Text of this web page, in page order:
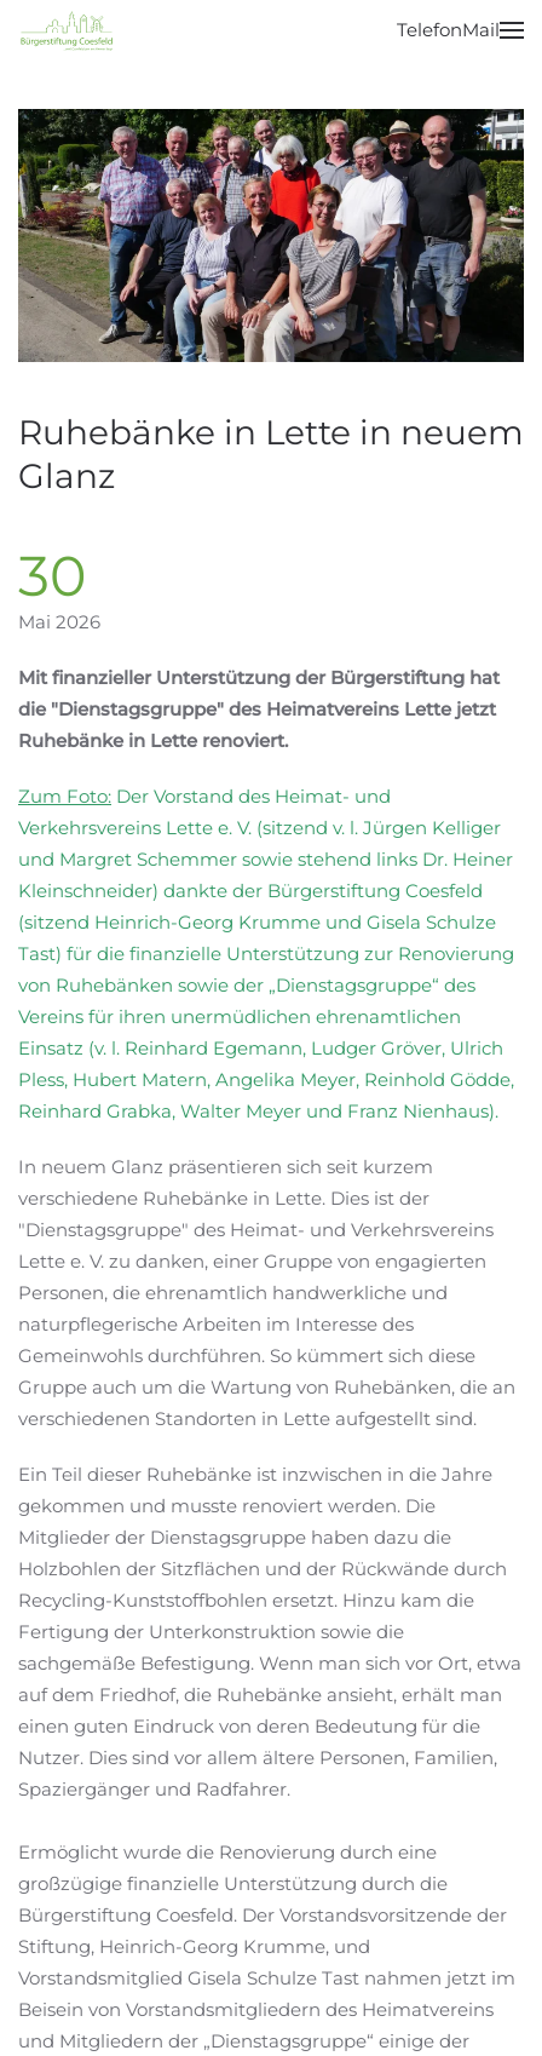
Zum Hauptinhalt springen
TelefonMail
Ruhebänke in Lette in neuem
Glanz
30
Mai 2026
Mit finanzieller Unterstützung der Bürgerstiftung hat
die "Dienstagsgruppe" des Heimatvereins Lette jetzt
Ruhebänke in Lette renoviert.
Zum Foto: Der Vorstand des Heimat- und
Verkehrsvereins Lette e. V. (sitzend v. l. Jürgen Kelliger
und Margret Schemmer sowie stehend links Dr. Heiner
Kleinschneider) dankte der Bürgerstiftung Coesfeld
(sitzend Heinrich-Georg Krumme und Gisela Schulze
Tast) für die finanzielle Unterstützung zur Renovierung
von Ruhebänken sowie der „Dienstagsgruppe“ des
Vereins für ihren unermüdlichen ehrenamtlichen
Einsatz (v. l. Reinhard Egemann, Ludger Gröver, Ulrich
Pless, Hubert Matern, Angelika Meyer, Reinhold Gödde,
Reinhard Grabka, Walter Meyer und Franz Nienhaus).
In neuem Glanz präsentieren sich seit kurzem
verschiedene Ruhebänke in Lette. Dies ist der
"Dienstagsgruppe" des Heimat- und Verkehrsvereins
Lette e. V. zu danken, einer Gruppe von engagierten
Personen, die ehrenamtlich handwerkliche und
naturpflegerische Arbeiten im Interesse des
Gemeinwohls durchführen. So kümmert sich diese
Gruppe auch um die Wartung von Ruhebänken, die an
verschiedenen Standorten in Lette aufgestellt sind.
Ein Teil dieser Ruhebänke ist inzwischen in die Jahre
gekommen und musste renoviert werden. Die
Mitglieder der Dienstagsgruppe haben dazu die
Holzbohlen der Sitzflächen und der Rückwände durch
Recycling-Kunststoffbohlen ersetzt. Hinzu kam die
Fertigung der Unterkonstruktion sowie die
sachgemäße Befestigung. Wenn man sich vor Ort, etwa
auf dem Friedhof, die Ruhebänke ansieht, erhält man
einen guten Eindruck von deren Bedeutung für die
Nutzer. Dies sind vor allem ältere Personen, Familien,
Spaziergänger und Radfahrer.
Ermöglicht wurde die Renovierung durch eine
großzügige finanzielle Unterstützung durch die
Bürgerstiftung Coesfeld. Der Vorstandsvorsitzende der
Stiftung, Heinrich-Georg Krumme, und
Vorstandsmitglied Gisela Schulze Tast nahmen jetzt im
Beisein von Vorstandsmitgliedern des Heimatvereins
und Mitgliedern der „Dienstagsgruppe“ einige der